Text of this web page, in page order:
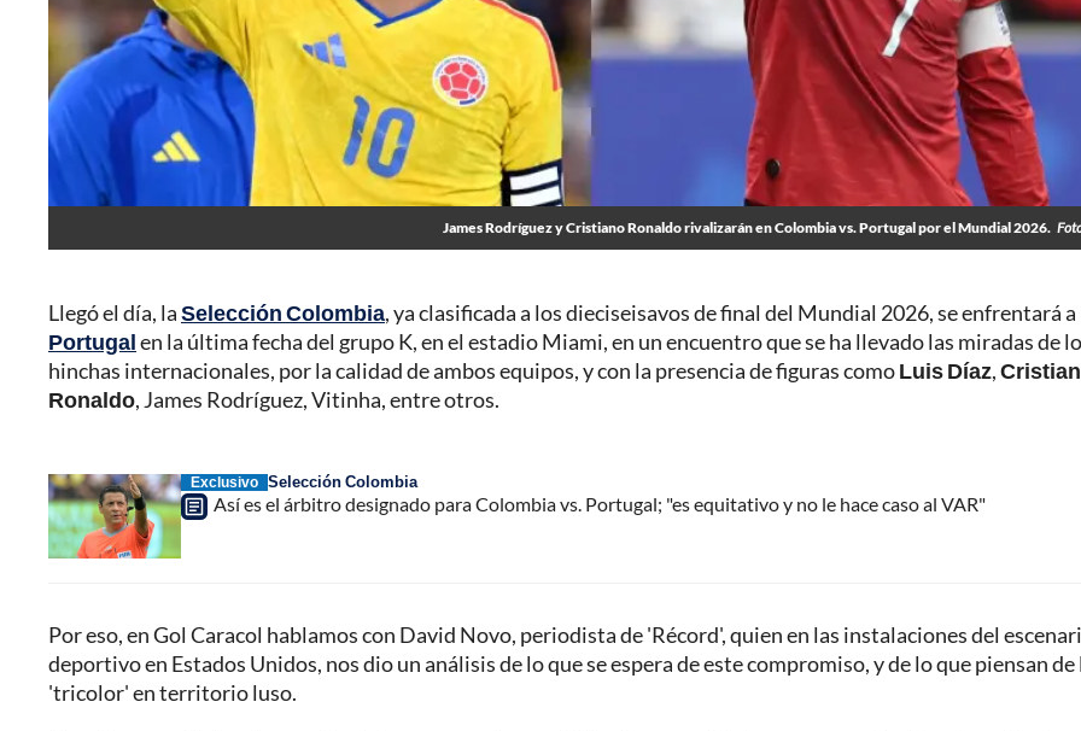
James Rodríguez y Cristiano Ronaldo rivalizarán en Colombia vs. Portugal por el Mundial 2026.
Llegó el día, laSelección Colombia, ya clasificada a los dieciseisavos de final del Mundial 2026, se enfrentará a
Portugalen la última fecha del grupo K, en el estadio Miami, en un encuentro que se ha llevado las miradas de
hinchas internacionales, por la calidad de ambos equipos, y con la presencia de figuras comoLuis Díaz,
Ronaldo, James Rodríguez, Vitinha, entre otros.
Exclusivo Selección Colombia
Así es el árbitro designado para Colombia vs. Portugal; "es equitativo y no le hace caso al VAR"
Por eso, en Gol Caracol hablamos con David Novo, periodista de 'Récord', quien en las instalaciones del
deportivo en Estados Unidos, nos dio un análisis de lo que se espera de este compromiso, y de lo que piensan de
'tricolor' en territorio luso.